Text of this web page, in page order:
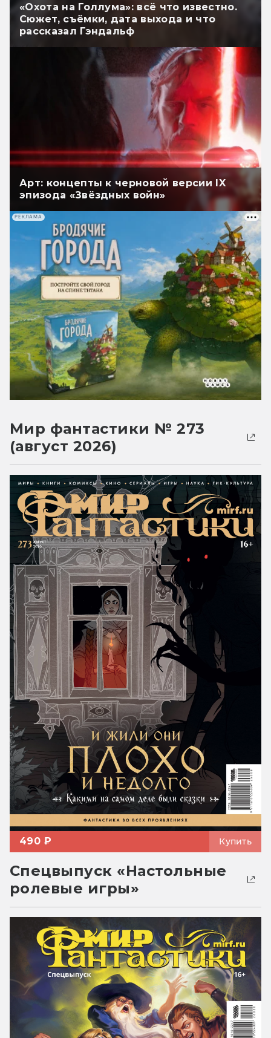
«Охота на Голлума»: всё что известно.
Сюжет, съёмки, дата выхода и что
рассказал Гэндальф
Арт: концепты к черновой версии IX
эпизода «Звёздных войн»
РЕКЛАМА
Мир фантастики № 273
(август 2026)
490 ₽ Купить
Спецвыпуск «Настольные
ролевые игры»